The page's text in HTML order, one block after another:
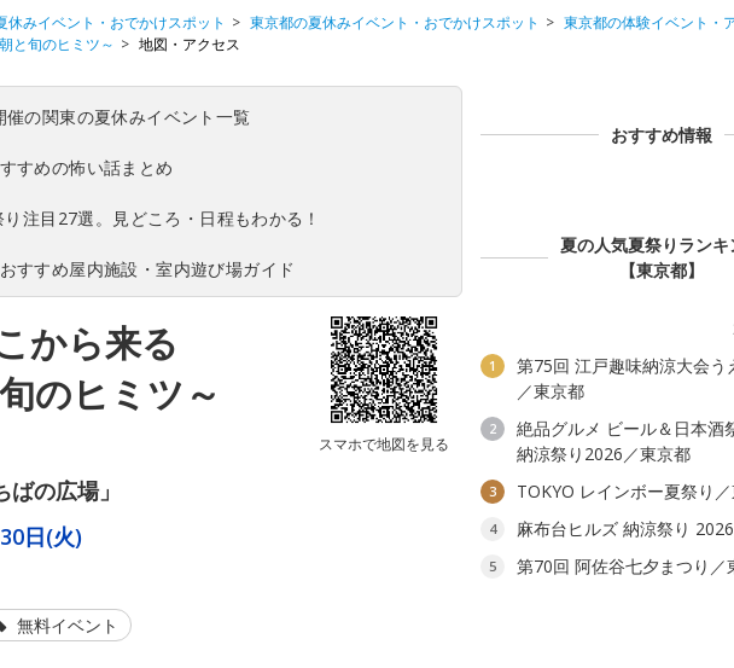
休みイベント・おでかけスポット 東京都の夏休みイベント・おでかけスポット
東京都の体験イベント・
と旬のヒミツ～
地図・アクセス
の関東の夏休みイベント一覧
すめの怖い話まとめ
注目27選。見どころ・日程もわかる！
すすめ屋内施設・室内遊び場ガイド
から来る
のヒミツ～
の広場」
スマホで地図を見る
日(火)
無料イベント
おすすめ情報
夏の人気夏祭りランキ
【東京都】
1
第75回 江戸趣味納涼大会う
／東京都
2
絶品グルメ ビール＆日本酒
納涼祭り2026／東京都
3 TOKYO レインボー夏祭り
4 麻布台ヒルズ 納涼祭り
5
第70回 阿佐谷七夕まつり／